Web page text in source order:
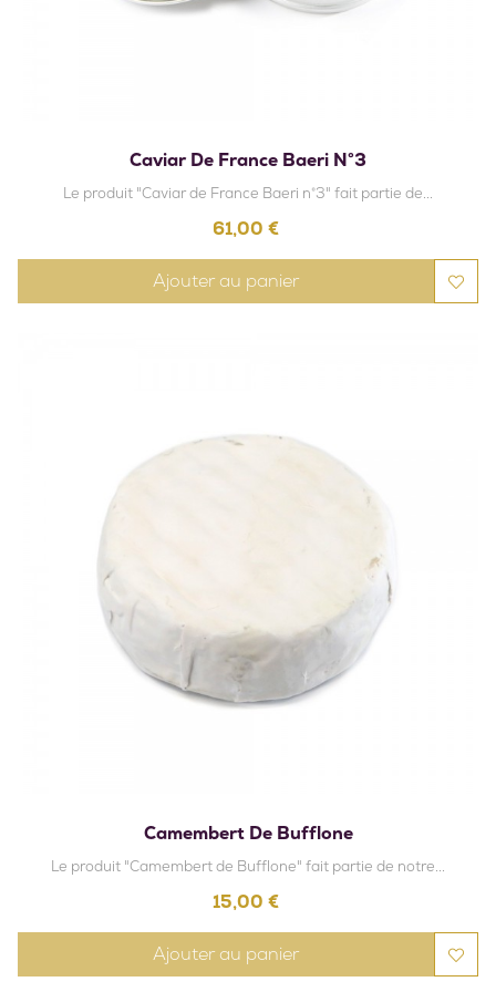
Caviar De France Baeri N°3
Le produit "Caviar de France Baeri n°3" fait partie de...
Prix
61,00 €
Ajouter au panier
Camembert De Bufflone
Le produit "Camembert de Bufflone" fait partie de notre...
Prix
15,00 €
Ajouter au panier